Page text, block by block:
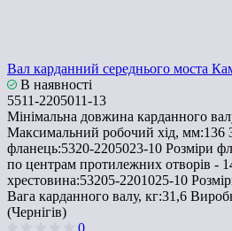
Вал карданний середнього моста
В наявності
5511-2205011-13
Мінімальна довжина карданного
Максимальний робочий хід, мм:136
фланець:5320-2205023-10 Розміри
по центрам протилежних отворів -
хрестовина:53205-2201025-10
Вага карданного валу, кг:31,6
(Чернігів)
0